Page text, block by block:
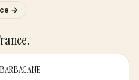
→
.